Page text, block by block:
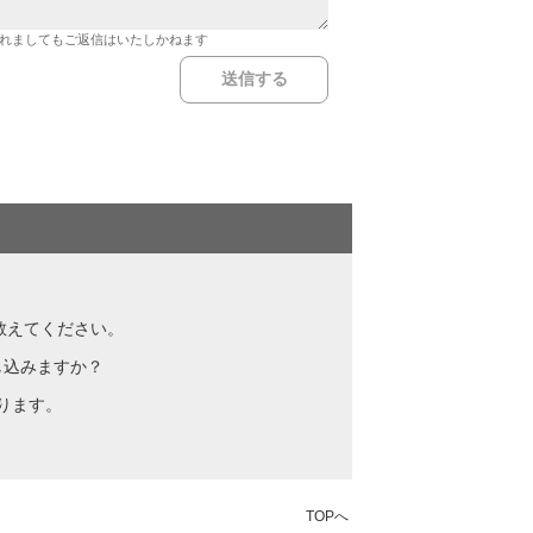
ましてもご返信はいたしかねます
てください。
みますか？
す。
TOPへ